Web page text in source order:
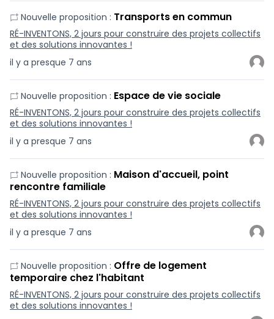
il y a presque 7 ans
Nouvelle proposition : Transports en commun
RÉ-INVENTONS, 2 jours pour construire des projets collectifs
et des solutions innovantes !
il y a presque 7 ans
Nouvelle proposition : Espace de vie sociale
RÉ-INVENTONS, 2 jours pour construire des projets collectifs
et des solutions innovantes !
il y a presque 7 ans
Nouvelle proposition : Maison d'accueil, point
rencontre familiale
RÉ-INVENTONS, 2 jours pour construire des projets collectifs
et des solutions innovantes !
Nouvelle proposition : Offre de logement
temporaire chez l'habitant
RÉ-INVENTONS, 2 jours pour construire des projets collectifs
et des solutions innovantes !